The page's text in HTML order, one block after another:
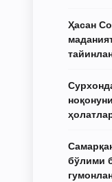
Ҳасан
бўлими